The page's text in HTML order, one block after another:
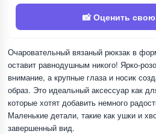
📸 Оценить
Очаровательный вязаный рюкзак в
оставит равнодушным никого! Ярко-
внимание, а крупные глаза и носик
образ. Это идеальный аксессуар как
которые хотят добавить немного
Маленькие детали, такие как ушки и
завершенный вид.